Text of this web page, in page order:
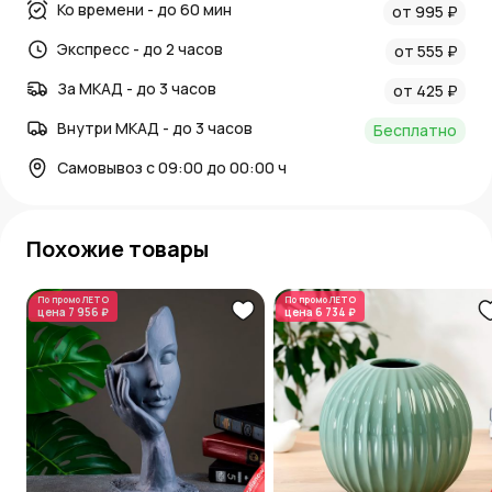
Ко времени - до 60 мин
от 995 ₽
Экспресс - до 2 часов
от 555 ₽
За МКАД - до 3 часов
от 425 ₽
Внутри МКАД - до 3 часов
Бесплатно
Самовывоз с 09:00 до 00:00 ч
Похожие товары
По промоЛЕТО
цена 7 956 ₽
По промоЛЕТО
цена 6 734 ₽